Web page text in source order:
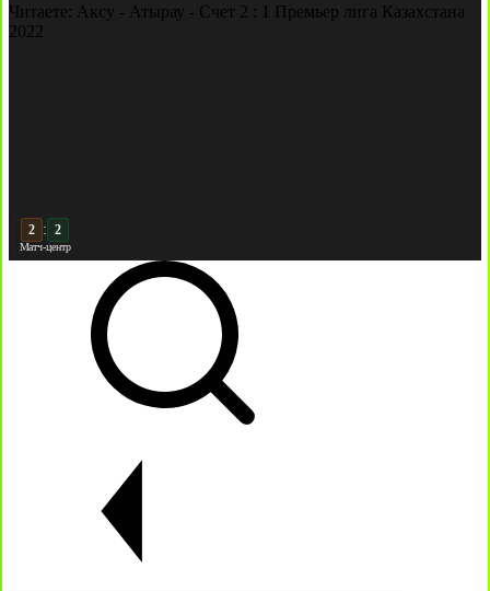
Читаете: Аксу - Атырау - Счет 2 : 1 Премьер лига Казахстана
2022
3 : 2
Матч-центр